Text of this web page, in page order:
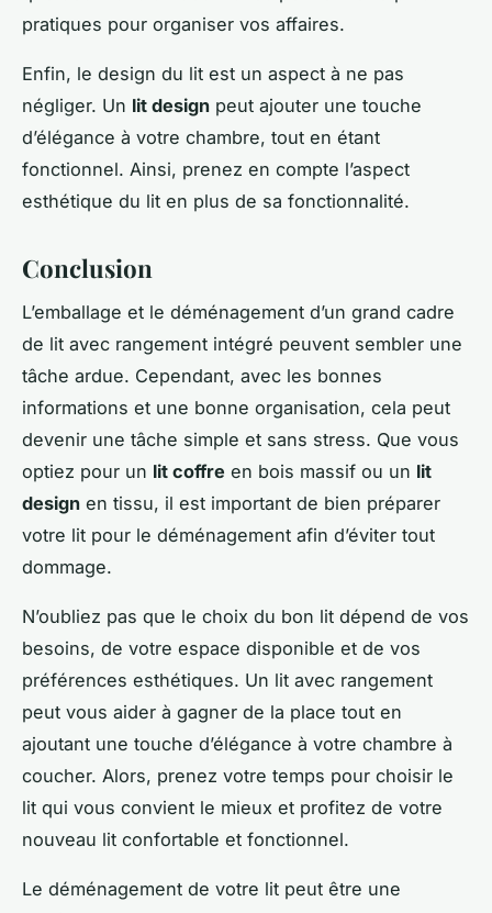
pratiques pour organiser vos affaires.
Enfin, le design du lit est un aspect à ne pas
négliger. Un lit design peut ajouter une touche
d’élégance à votre chambre, tout en étant
fonctionnel. Ainsi, prenez en compte l’aspect
esthétique du lit en plus de sa fonctionnalité.
Conclusion
L’emballage et le déménagement d’un grand cadre
de lit avec rangement intégré peuvent sembler une
tâche ardue. Cependant, avec les bonnes
informations et une bonne organisation, cela peut
devenir une tâche simple et sans stress. Que vous
optiez pour un lit coffre en bois massif ou un lit
design en tissu, il est important de bien préparer
votre lit pour le déménagement afin d’éviter tout
dommage.
N’oubliez pas que le choix du bon lit dépend de vos
besoins, de votre espace disponible et de vos
préférences esthétiques. Un lit avec rangement
peut vous aider à gagner de la place tout en
ajoutant une touche d’élégance à votre chambre à
coucher. Alors, prenez votre temps pour choisir le
lit qui vous convient le mieux et profitez de votre
nouveau lit confortable et fonctionnel.
Le déménagement de votre lit peut être une